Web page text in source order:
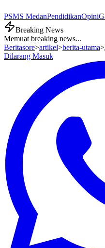
PSMS MedanPendidikanOpini
Breaking News
Memuat breaking news...
Beritasore>artikel>berita-utama>
Dilarang Masuk